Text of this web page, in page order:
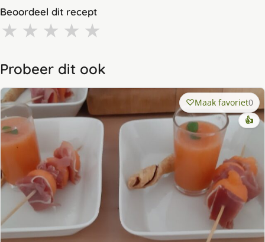
Beoordeel dit recept
★ ★ ★ ★ ★
Probeer dit ook
Maak favoriet0
👍